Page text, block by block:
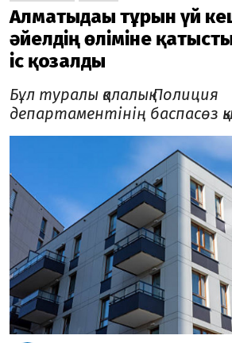
Алматыдағы тұрғын үй
әйелдің өліміне
іс қозғалды
Бұл туралы қалалық Полиция
департаментінің баспасөз